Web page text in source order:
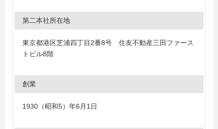
第二本社所在地
東京都港区芝浦四丁目2番8号 住友不動産三田ファース
トビル8階
創業
1930（昭和5）年6月1日